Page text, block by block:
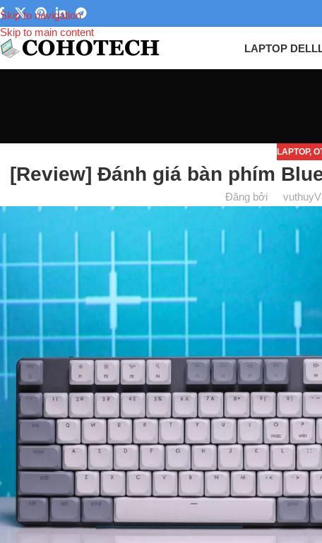
Skip to navigation
Skip to main content
LAPTOP DELL
LAPTOP,
[Review] Đánh giá bàn phím
Đăng bởi vuthuy